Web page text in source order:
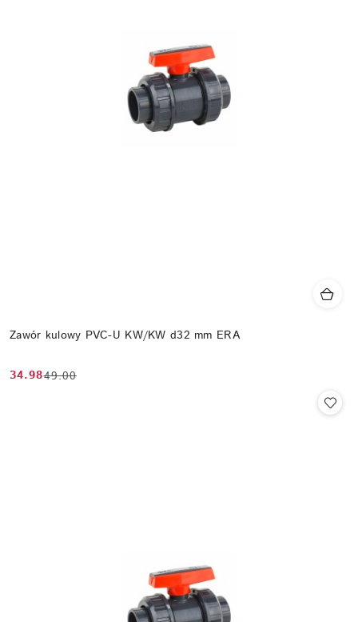
Zawór kulowy PVC-U KW/KW d32 mm ERA
Cena
34.98
Cena 49.00